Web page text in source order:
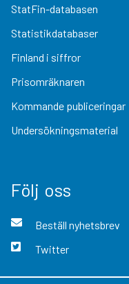
StatFin-databasen
Statistikdatabaser
Finland i siffror
Prisomräknaren
Kommande publiceringar
Undersökningsmaterial
Följ oss
Beställ nyhetsbrev
Twitter